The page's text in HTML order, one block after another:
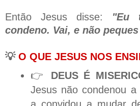
Então Jesus disse: "Eu
condeno. Vai, e não
💡 O QUE JESUS NOS
👉 DEUS É
Jesus não condenou a